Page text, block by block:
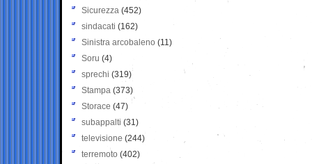
Sicurezza (452)
sindacati (162)
Sinistra arcobaleno (11)
Soru (4)
sprechi (319)
Stampa (373)
Storace (47)
subappalti (31)
televisione(244)
terremoto (402)